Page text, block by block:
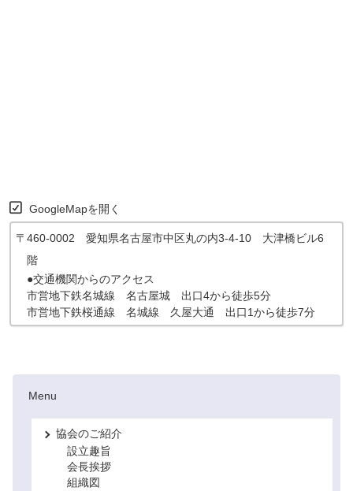
GoogleMapを開く
〒460-0002 愛知県名古屋市中区丸の内3-4-10 大津橋ビル6
階
●交通機関からのアクセス
市営地下鉄名城線 名古屋城 出口4から徒歩5分
市営地下鉄桜通線 名城線 久屋大通 出口1から徒歩7分
Menu
協会のご紹介
設立趣旨
会長挨拶
組織図